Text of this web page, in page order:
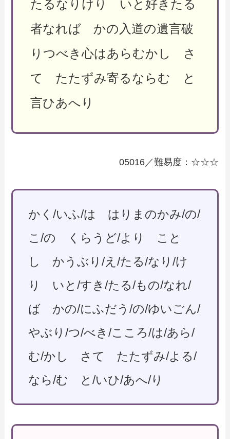
たるなりけり いと好きたる
者なれば かの入道の遺言破
りつべき心はあらむかし さ
て たたずみ寄るならむ と
言ひあへり
05016／難易度：☆☆☆
かく/いふ/は はりまのかみ/の/
こ/の くらうど/より こと
し かうぶり/え/たる/なり/け
り いと/すき/たる/もの/なれ/
ば かの/にふだう/の/ゆいごん/
やぶり/つ/べき/こころ/は/あら/
む/かし さて たたずみ/よる/
なら/む と/いひ/あへ/り